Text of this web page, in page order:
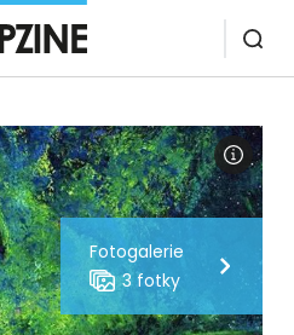
Fotogalerie
3 fotky